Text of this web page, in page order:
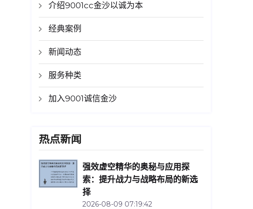
介绍9001cc金沙以诚为本
经典案例
新闻动态
服务种类
加入9001诚信金沙
热点新闻
强效虚空精华的奥秘与应用探
索：提升战力与战略布局的新选
择
2026-08-09 07:19:42